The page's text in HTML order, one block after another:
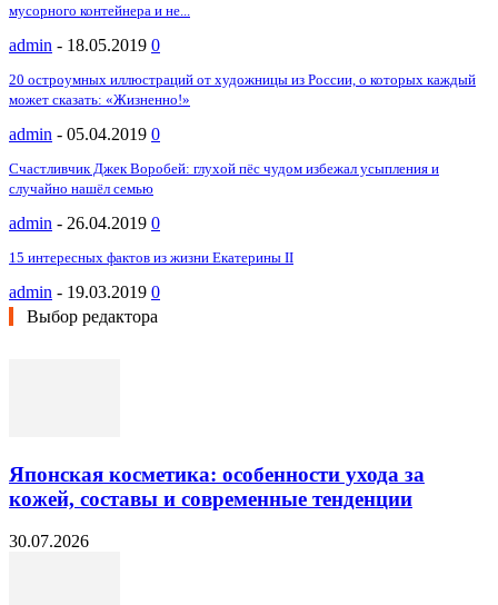
мусорного контейнера и не...
admin - 18.05.2019 0
20 остроумных иллюстраций от художницы из России, о которых каждый
может сказать: «Жизненно!»
admin - 05.04.2019 0
Счастливчик Джек Воробей: глухой пёс чудом избежал усыпления и
случайно нашёл семью
admin - 26.04.2019 0
15 интересных фактов из жизни Екатерины II
admin - 19.03.2019 0
Выбор редактора
Японская косметика: особенности ухода за
кожей, составы и современные тенденции
30.07.2026